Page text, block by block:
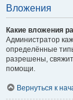
Вложения
Какие вложения
Администратор
определённые
разрешены,
помощи.
Вернуться к